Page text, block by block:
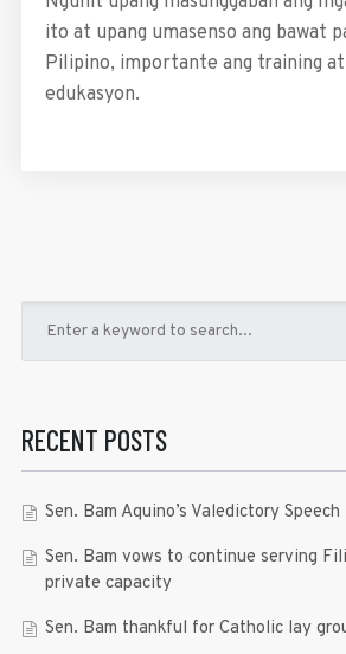
ito at upang umasenso ang bawat
Pilipino, importante ang training at
edukasyon.
RECENT POSTS
Sen. Bam Aquino’s Valedictory Speech
Sen. Bam vows to continue serving
private capacity
Sen. Bam thankful for Catholic lay